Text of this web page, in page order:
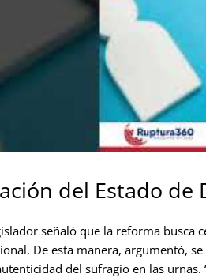
del Estado de
señaló que la reforma busca
De esta manera, argumentó,
del sufragio en las